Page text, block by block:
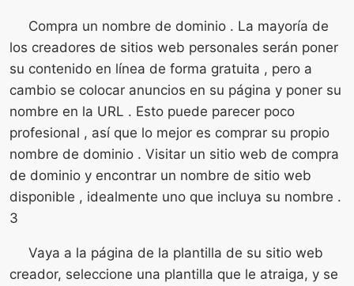
Compra un nombre de dominio . La mayoría de
los creadores de sitios web personales serán poner
su contenido en línea de forma gratuita , pero a
cambio se colocar anuncios en su página y poner su
nombre en la URL . Esto puede parecer poco
profesional , así que lo mejor es comprar su propio
nombre de dominio . Visitar un sitio web de compra
de dominio y encontrar un nombre de sitio web
disponible , idealmente uno que incluya su nombre .
3
Vaya a la página de la plantilla de su sitio web
creador, seleccione una plantilla que le atraiga, y se